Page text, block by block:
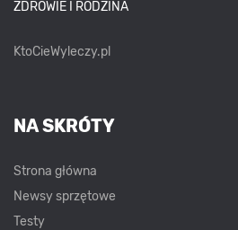
ZDROWIE I RODZINA
KtoCieWyleczy.pl
NA SKRÓTY
Strona główna
Newsy sprzętowe
Testy